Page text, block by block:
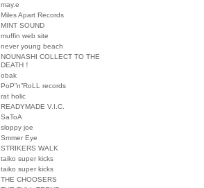
may.e
Miles Apart Records
MINT SOUND
muffin web site
never young beach
NOUNASHI COLLECT TO THE
DEATH！
obak
PoP”n”RoLL records
rat holic
READYMADE V.I.C.
SaToA
sloppy joe
Smmer Eye
STRIKERS WALK
taiko super kicks
taiko super kicks
THE CHOOSERS